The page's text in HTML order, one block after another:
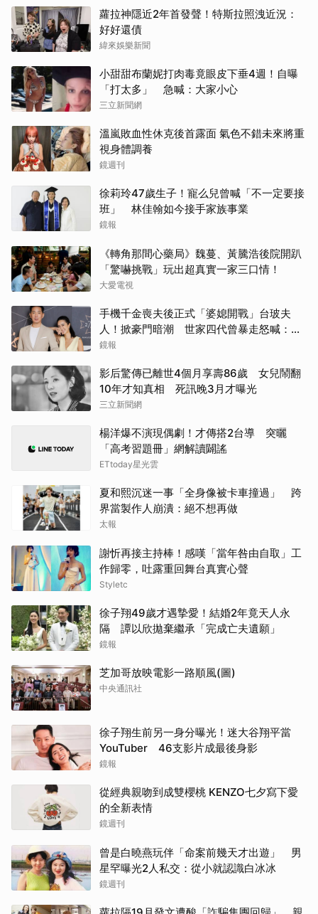
蘿拉神隱近2年首發聲！特斯拉照洩近況：
好好還債
緯來娛樂新聞
小甜甜布蘭妮打肉毒竟眼皮下垂4週！自曝
「打太多」 急喊：大家小心
三立新聞網
溫嵐敗血性休克後首露面 氣色不錯未來將重
視身體調養
鏡週刊
徐莉玲47歲生子！寵么兒曾喊「不一定要接
班」 林佳翰如今接手家族事業
鏡報
《轉角那間心藥局》魏蔓、黃騰浩後院開趴
「驚嚇挑戰」玩出超真實一家三口情！
大愛電視
手機千金喪夫後正式「婆媳開戰」台玻夫
人！掀豪門暗潮 世家四代曾暴走怒喊：我
只是一個年輕人
鏡報
影后驚傳已離世4個月享壽86歲 女兒鬧翻
10年才知真相 死訊晚3月才曝光
三立新聞網
楊洋爆不演現偶劇！才傳搭2台導 突曬
「高考習題冊」網解讀闢謠
ETtoday星光雲
夏和熙沉迷一事「全身像被卡車撞過」 跨
界當製作人崩潰：絕不想再做
太報
謝忻再接主持棒！感嘆「當年咎由自取」工
作歸零，吐露重回舞台真實心聲
Styletc
徐子翔49歲才遇摯愛！結婚2年竟天人永
隔 譚以欣拋棄繼承「完成亡夫遺願」
鏡報
芝加哥放映電影一路順風(圖)
中央通訊社
徐子翔生前另一身分曝光！迷大谷翔平當
YouTuber 46支影片成最後身影
鏡報
從經典親吻到成雙櫻桃 KENZO七夕寫下愛
的全新表情
鏡週刊
曾是白曉燕玩伴「命案前幾天才出遊」 男
星罕曝光2人私交：從小就認識白冰冰
鏡週刊